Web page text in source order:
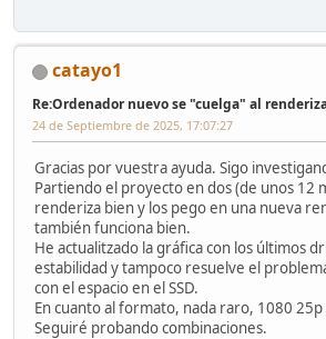
catayo1
Re:Ordenador nuevo se "cuelga" al
24 de Septiembre de 2025, 17:07:27
Gracias por vuestra ayuda. Sigo
Partiendo el proyecto en dos (de unos 12
renderiza bien y los pego en una nueva
también funciona bien.
He actualitzado la gráfica con los últimos
estabilidad y tampoco resuelve el
con el espacio en el SSD.
En cuanto al formato, nada raro, 1080
Seguiré probando combinaciones.